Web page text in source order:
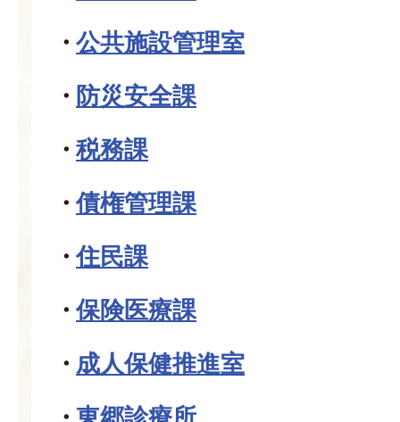
公共施設管理室
防災安全課
税務課
債権管理課
住民課
保険医療課
成人保健推進室